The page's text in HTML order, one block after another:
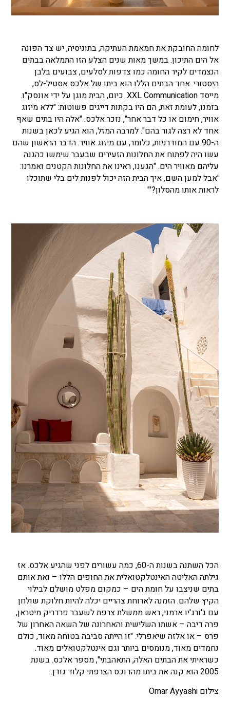
לחומה החובקת את חמאמת העתיקה, בתוניסיה, יש צד הפונה
אל הים התיכון. במשך מאות שנים הצלע הזו התמלאה בבתים
הנצמדים לקיר החומה כמו צדפות לסלעים, צבועים בלבן
היסטורי. אחד הבתים הללו הוא ביתו של אלכס אסטיל-לס,
מייסדXXL Communication
. כיום, הבית מוגן על ידי אונסק"ו.
בזמנו, לעומת זאת, הם היו בקתות דייגים פשוטות: "ללא מיזוג
אוויר, חימום או כל דבר אחר", נזכר אלכס. "אלה היו בתים שאף
אחד לא רצה לגור בהם". למרבה המזל, הוא הגיע לכאן בשנות
ה-90 עם המודרניות, כלומר, עם מיזוג אוויר. הדבר הראשון שהם
עשו היה לפתוח את החלונות הזעירים שבעבר שימשו כהגנה
עליהם מאוויר הים. "הגענו, ראינו את החלונות הקטנים ואמרנו:
'אבל למען השם, איך הבית הזה יכול לפנות לים בלי שתוכלו
לראות אותו מהסלון?'"
הכל השתנה בשנות ה-60, כמה עשורים לפני שהגיע אלכס. אז
גילתה האליטה האינטלקטואלית את החופים הללו – ואת אותם
בתים שניצבו על חומת הים – כמקום מפלט מושלם לבילוי
הקיץ שלהם. הזמנה לארוחת צהריים יכלה להיות חלוקת שולחן
עם ג'ורג'יו ארמני, ראש ממשלת צרפת לשעבר פרדריק מיטראן,
פרה דיבה – אשתו השלישית והאחרונה של השאה האחרון של
פרס – או אלזה שיאפרלי. "זו הייתה סביבה בטוחה מאוד, כולם
נחמדים מאוד, מנומסים ביותר וגם אינטלקטואלים מאוד.
כשראיתי את הבתים האלה, התאהבתי", מספר אלכס.בשנת
2005 הוא קנה את ביתו מהדוכס הצרפתי קלוד גודן.
צילום Omar Ayyashi